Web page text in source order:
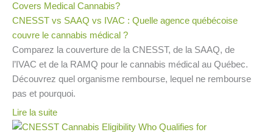
CNESST vs SAAQ vs IVAC : Quelle agence québécoise
couvre le cannabis médical ?
Comparez la couverture de la CNESST, de la SAAQ, de
l’IVAC et de la RAMQ pour le cannabis médical au Québec.
Découvrez quel organisme rembourse, lequel ne rembourse
pas et pourquoi.
Lire la suite